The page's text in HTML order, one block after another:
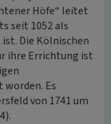
Höfe“ leitet
seit 1052 als
Die Kölnischen
ihre Errichtung ist
Es
von 1741 um